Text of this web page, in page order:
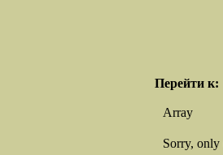
Перейти к:
Array
Sorry, only